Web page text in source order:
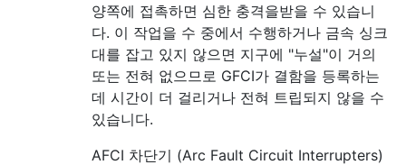
양쪽에 접촉하면 심한 충격을받을 수 있습니
다. 이 작업을 수 중에서 수행하거나 금속 싱크
대를 잡고 있지 않으면 지구에 "누설"이 거의
또는 전혀 없으므로 GFCI가 결함을 등록하는
데 시간이 더 걸리거나 전혀 트립되지 않을 수
있습니다.
AFCI 차단기 (Arc Fault Circuit Interrupters)